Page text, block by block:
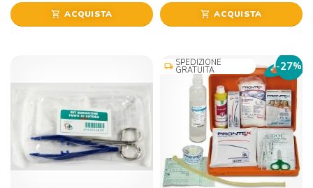
shopping_cart ACQUISTA shopping_cart ACQUISTA
local_shipping SPEDIZIONE
GRATUITA -27%